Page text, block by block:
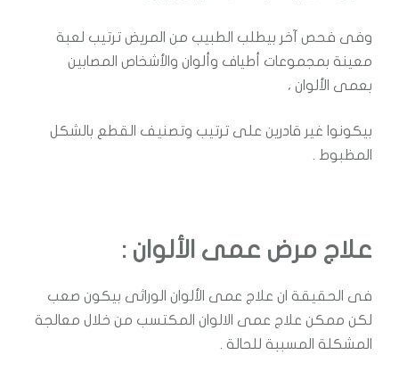
وفى فحص آخر بيطلب الطبيب من المريض ترتيب لعبة
معينة بمجموعات أطياف وألوان والأشخاص المصابين
بعمى الألوان ،
بيكونوا غير قادرين على ترتيب وتصنيف القطع بالشكل
المظبوط .
علاج مرض عمى الألوان :
فى الحقيقة ان علاج عمى الألوان الوراثى بيكون صعب
لكن ممكن علاج عمى الالوان المكتسب من خلال معالجة
المشكلة المسببة للحالة .